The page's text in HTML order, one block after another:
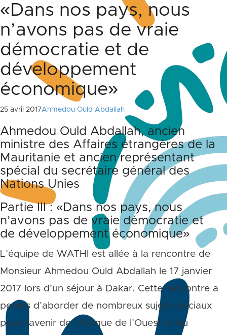
«Dans nos pays, nous
n’avons pas de vraie
démocratie et de
développement
économique»
25 avril 2017Ahmedou Ould Abdallah
Ahmedou Ould Abdallah, ancien
ministre des Affaires étrangères de la
Mauritanie et ancien représentant
spécial du secrétaire général des
Nations Unies
Partie III : «Dans nos pays, nous
n’avons pas de vraie démocratie et
de développement économique»
L’équipe de WATHI est allée à la rencontre de
Monsieur Ahmedou Ould Abdallah le 17 janvier
2017 lors d’un séjour à Dakar. Cette rencontre a
permis d’aborder de nombreux sujets cruciaux
pour l’avenir de l’Afrique de l’Ouest et du